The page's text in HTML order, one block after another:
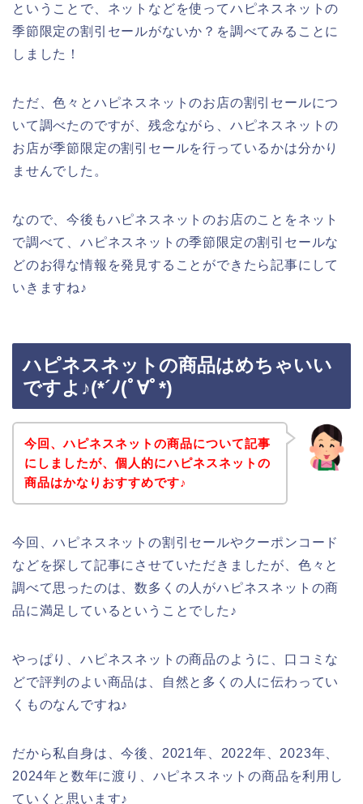
ということで、ネットなどを使ってハピネスネットの
季節限定の割引セールがないか？を調べてみることに
しました！
ただ、色々とハピネスネットのお店の割引セールにつ
いて調べたのですが、残念ながら、ハピネスネットの
お店が季節限定の割引セールを行っているかは分かり
ませんでした。
なので、今後もハピネスネットのお店のことをネット
で調べて、ハピネスネットの季節限定の割引セールな
どのお得な情報を発見することができたら記事にして
いきますね♪
ハピネスネットの商品はめちゃいい
ですよ♪(*´ﾉ(ﾟ∀ﾟ*)
今回、ハピネスネットの商品について記事
にしましたが、個人的にハピネスネットの
商品はかなりおすすめです♪
今回、ハピネスネットの割引セールやクーポンコード
などを探して記事にさせていただきましたが、色々と
調べて思ったのは、数多くの人がハピネスネットの商
品に満足しているということでした♪
やっぱり、ハピネスネットの商品のように、口コミな
どで評判のよい商品は、自然と多くの人に伝わってい
くものなんですね♪
だから私自身は、今後、2021年、2022年、2023年、
2024年と数年に渡り、ハピネスネットの商品を利用し
ていくと思います♪